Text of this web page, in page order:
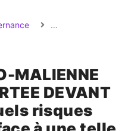
…
MALIENNE
DEVANT
risques